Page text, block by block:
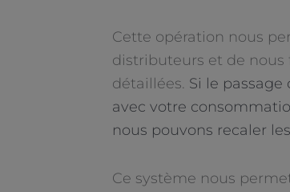
Cette opération nous
distributeurs et de
détaillées. Si le passage
avec votre
nous pouvons recaler
Ce système nous